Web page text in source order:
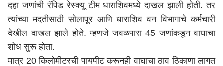
दहा जणांची रॅपिड रेस्क्यू टीम धाराशिवमध्ये दाखल झाली होती. तर
त्यांच्या मदतीसाठीसोलापूरआणिधाराशिव वन विभागाचे कर्मचारी
देखील दाखल झाले होते. म्हणजे जवळपास 45 जणांकडून वाघाचा
शोध सुरू होता.
मात्र 20 किलोमीटरची पायपीट करूनही वाघाचा ठाव ठिकाणा लागत